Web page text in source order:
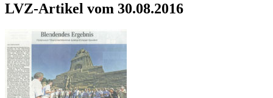
LVZ-Artikel vom 30.08.2016